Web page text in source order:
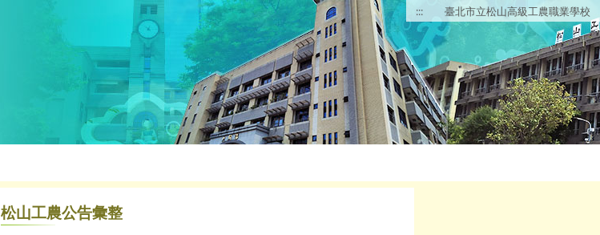
::: 臺北市立松山高級工農職業學校
松山工農公告彙整